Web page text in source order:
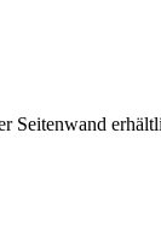
Seitenwand